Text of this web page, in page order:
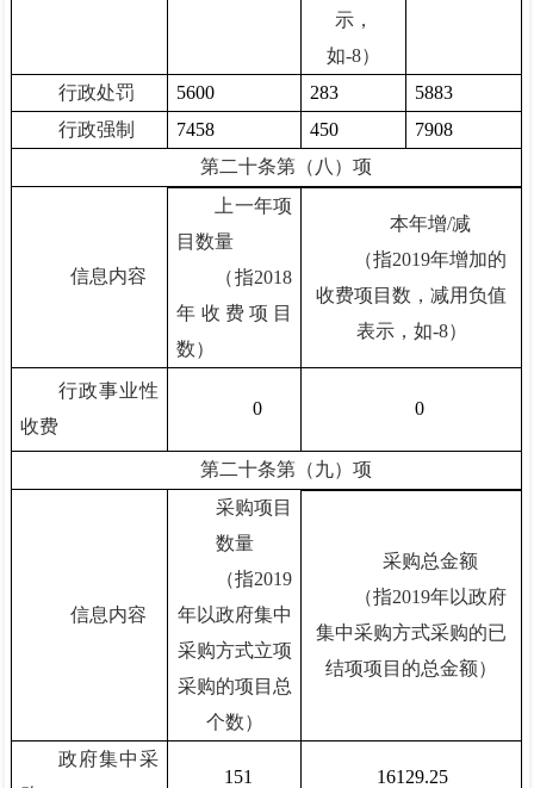
示，
如-8）
行政处罚 5600 283
5883
行政强制
7458 450
7908
第二十条第（八）项
信息内容
上一年项
目数量
（指2018
年收费项目
数）
本年增/减
（指2019年增加的
收费项目数，减用负值
表示，如-8）
行政事业性
收费
0 0
第二十条第（九）项
信息内容
采购项目
数量
（指2019
年以政府集中
采购方式立项
采购的项目总
个数）
采购总金额
（指2019年以政府
集中采购方式采购的已
结项项目的总金额）
政府集中采
151 16129.25